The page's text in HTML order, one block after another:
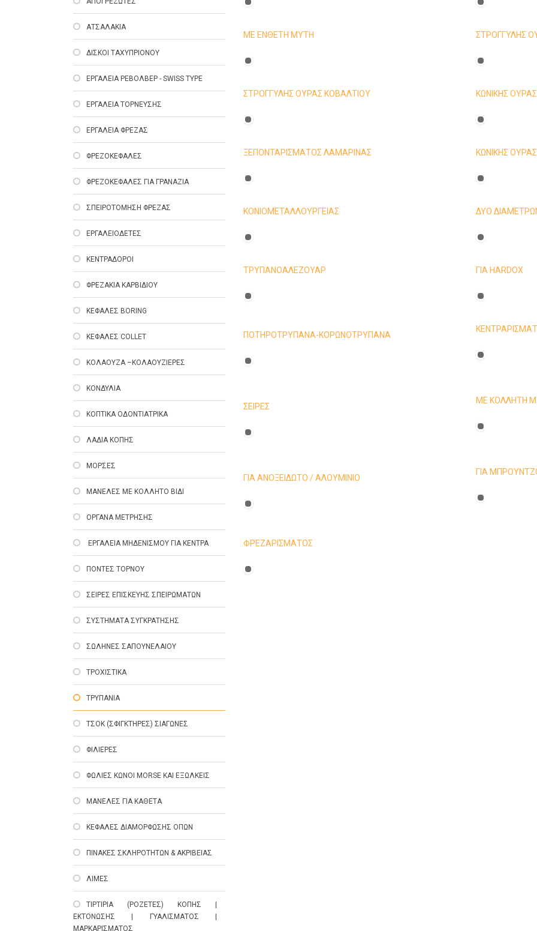
ΑΤΣΑΛΑΚΙΑ
ΔΙΣΚΟΙ ΤΑΧΥΠΡΙΟΝΟΥ
ΕΡΓΑΛΕΙΑ ΡΕΒΟΛΒΕΡ - SWISS TYPE
ΕΡΓΑΛΕΙΑ ΤΟΡΝΕΥΣΗΣ
ΕΡΓΑΛΕΙΑ ΦΡΕΖΑΣ
ΦΡΕΖΟΚΕΦΑΛΕΣ
ΦΡΕΖΟΚΕΦΑΛΕΣ ΓΙΑ ΓΡΑΝΑΖΙΑ
ΣΠΕΙΡΟΤΟΜΗΣΗ ΦΡΕΖΑΣ
ΕΡΓΑΛΕΙΟΔΕΤΕΣ
ΚΕΝΤΡΑΔΟΡΟΙ
ΦΡΕΖΑΚΙΑ ΚΑΡΒΙΔΙΟΥ
ΚΕΦΑΛΕΣ ΒΟRING
ΚΕΦΑΛΕΣ COLLET
ΚΟΛΑΟΥΖΑ –ΚΟΛΑΟΥΖΙΕΡΕΣ
ΚΟΝΔΥΛΙΑ
ΚΟΠΤΙΚΑ ΟΔΟΝΤΙΑΤΡΙΚΑ
ΛΑΔΙΑ ΚΟΠΗΣ
ΜΟΡΣΕΣ
ΜΑΝΕΛΕΣ ΜΕ ΚΟΛΛΗΤΟ ΒΙΔΙ
ΟΡΓΑΝΑ ΜΕΤΡΗΣΗΣ
EΡΓΑΛΕΙΑ ΜΗΔΕΝΙΣΜΟΥ ΓΙΑ ΚΕΝΤΡΑ
ΠΟΝΤΕΣ ΤΟΡΝΟΥ
ΣΕΙΡΕΣ ΕΠΙΣΚΕΥΗΣ ΣΠΕΙΡΩΜΑΤΩΝ
ΣΥΣΤΗΜΑΤΑ ΣΥΓΚΡΑΤΗΣΗΣ
ΣΩΛΗΝΕΣ ΣΑΠΟΥΝΕΛΑΙΟΥ
ΤΡΟΧΙΣΤΙΚΑ
ΤΡΥΠΑΝΙΑ
ΤΣΟΚ (ΣΦΙΓΚΤΗΡΕΣ) ΣΙΑΓΩΝΕΣ
ΦΙΛΙΕΡΕΣ
ΦΩΛΙΕΣ ΚΩΝΟΙ MORSE ΚΑΙ ΕΞΩΛΚΕΙΣ
ΜΑΝΕΛΕΣ ΓΙΑ ΚΑΘΕΤΑ
ΚΕΦΑΛΕΣ ΔΙΑΜΟΡΦΩΣΗΣ ΟΠΩΝ
ΠΙΝΑΚΕΣ ΣΚΛΗΡΟΤΗΤΩΝ & ΑΚΡΙΒΕΙΑΣ
ΛΙΜΕΣ
ΤΙΡΤΙΡΙΑ (ΡΟΖΕΤΕΣ) ΚΟΠΗΣ |
ΕΚΤΟΝΩΣΗΣ | ΓΥΑΛΙΣΜΑΤΟΣ |
ΜΑΡΚΑΡΙΣΜΑΤΟΣ
ΜΕ ΕΝΘΕΤΗ ΜΥΤΗ ΣΤΡΟΓΓΥΛΗΣ
ΣΤΡΟΓΓΥΛΗΣ ΟΥΡΑΣ ΚΟΒΑΛΤΙΟΥ KΩΝΙΚΗΣ
ΞΕΠΟΝΤΑΡΙΣΜΑΤΟΣ ΛΑΜΑΡΙΝΑΣ ΚΩΝΙΚΗΣ
ΚΟΝΙΟΜΕΤΑΛΛΟΥΡΓΕΙΑΣ ΔΥΟ
ΤΡΥΠΑΝΟΑΛΕΖΟΥΑΡ ΓΙΑ HARDOX
ΠΟΤΗΡΟΤΡΥΠΑΝΑ-ΚΟΡΩΝΟΤΡΥΠΑΝΑ
ΣΕΙΡΕΣ
ΜΕ ΚΟΛΛΗΤΗ
ΓΙΑ ΑΝΟΞΕΙΔΩΤΟ / ΑΛΟΥΜΙΝΙΟ
ΓΙΑ
ΦΡΕΖΑΡΙΣΜΑΤΟΣ